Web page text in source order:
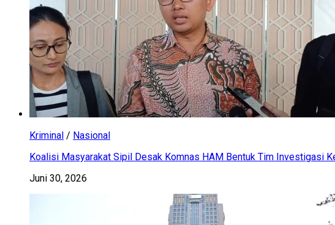
Kriminal / Nasional
Koalisi Masyarakat Sipil Desak Komnas HAM Bentuk Tim Investigasi
Juni 30, 2026